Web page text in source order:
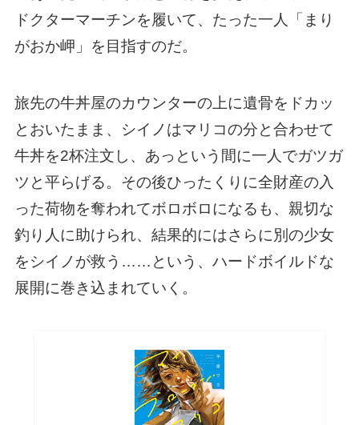
ドクターマーチンを履いて、たった一人「まり
がおか岬」を目指すのだ。
旅先の牛丼屋のカウンターの上に遺骨をドカッ
とおいたまま、シイノはマリコの分と合わせて
牛丼を2杯注文し、あっという間に一人でガツガ
ツと平らげる。その後ひったくりに全財産の入
った荷物を奪われてボロボロになるも、親切な
釣り人に助けられ、結果的にはさらに別の少女
をシイノが救う……という、ハードボイルドな
展開に巻き込まれていく。